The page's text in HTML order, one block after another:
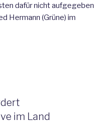
dafür nicht aufgegeben
Hermann (Grüne) im
im Land